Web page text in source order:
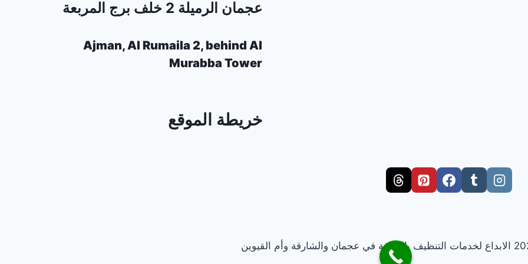
عجمان الرميلة 2 خلف برج المربعة
Ajman, Al Rumaila 2, behind Al
Murabba Tower
خريطة الموقع